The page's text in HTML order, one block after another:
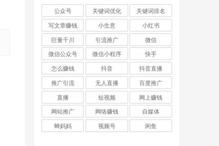
公众号 关键词优化
关键词排名
写文章赚钱
小生意
小红书
巨量千川
引流推广
微信
微信公众号
微信小程序
快手
怎么赚钱
抖音
抖音直播
推广引流
无人直播
百度推广
直播
短视频
网上赚钱
网站推广
网络赚钱
自媒体
蝉妈妈
视频号 闲鱼